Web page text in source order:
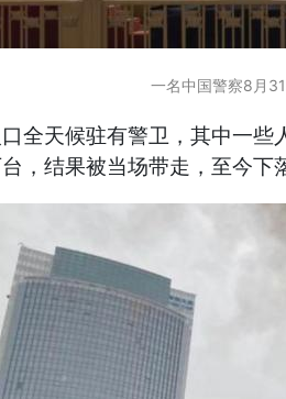
一名中国警察8月
全天候驻有警卫，其中一
，结果被当场带走，至今下